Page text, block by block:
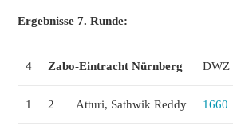
Ergebnisse 7. Runde:
4 Zabo-Eintracht Nürnberg DWZ
1 2 Atturi, Sathwik Reddy 1660